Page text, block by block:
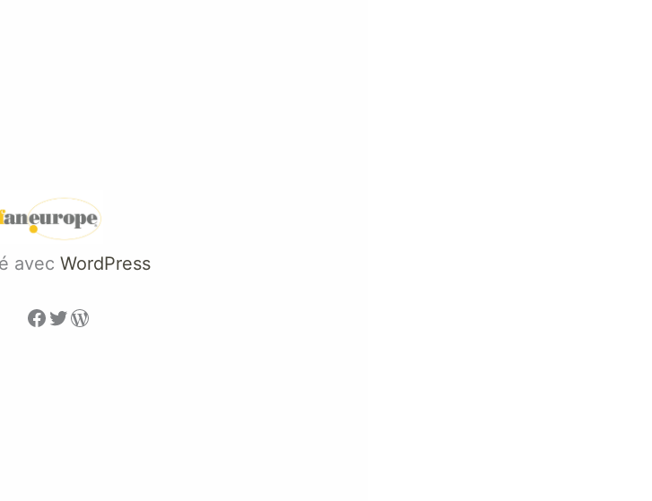
avec WordPress